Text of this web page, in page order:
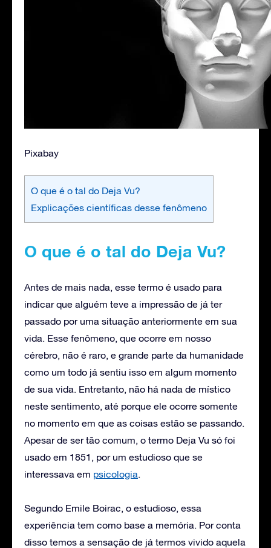
Pixabay
O que é o tal do Deja Vu?
Explicações científicas desse fenômeno
O que é o tal do Deja Vu?
Antes de mais nada, esse termo é usado para
indicar que alguém teve a impressão de já ter
passado por uma situação anteriormente em sua
vida. Esse fenômeno, que ocorre em nosso
cérebro, não é raro, e grande parte da humanidade
como um todo já sentiu isso em algum momento
de sua vida. Entretanto, não há nada de místico
neste sentimento, até porque ele ocorre somente
no momento em que as coisas estão se passando.
Apesar de ser tão comum, o termo Deja Vu só foi
usado em 1851, por um estudioso que se
interessava em psicologia.
Segundo Emile Boirac, o estudioso, essa
experiência tem como base a memória. Por conta
disso temos a sensação de já termos vivido aquela